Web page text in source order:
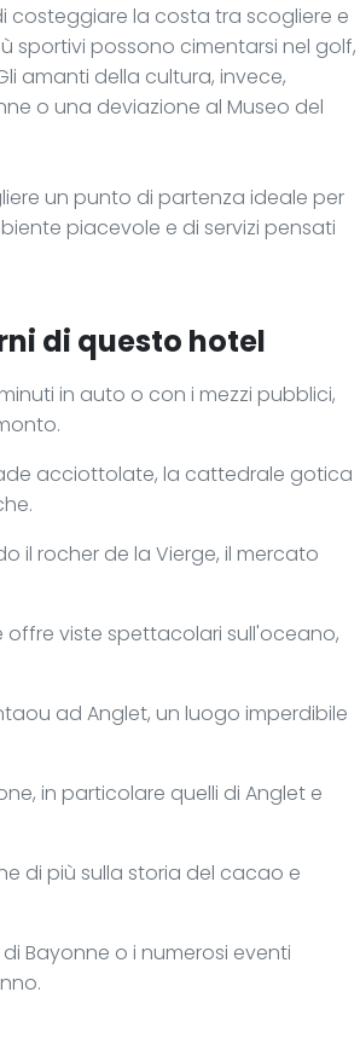
costeggiare la costa tra scogliere e
sportivi possono cimentarsi nel golf,
amanti della cultura, invece,
o una deviazione al Museo del
un punto di partenza ideale per
piacevole e di servizi pensati
di questo hotel
in auto o con i mezzi pubblici,
acciottolate, la cattedrale gotica
il rocher de la Vierge, il mercato
offre viste spettacolari sull'oceano,
ad Anglet, un luogo imperdibile
in particolare quelli di Anglet e
di più sulla storia del cacao e
Bayonne o i numerosi eventi